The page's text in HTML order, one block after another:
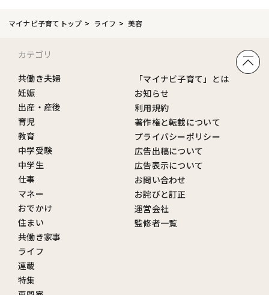
マイナビ子育てトップ ライフ 美容
カテゴリ
共働き夫婦
妊娠
出産・産後
育児
教育
中学受験
中学生
仕事
マネー
おでかけ
住まい
共働き家事
ライフ
連載
特集
「マイナビ子育て」とは
お知らせ
利用規約
著作権と転載について
プライバシーポリシー
広告出稿について
広告表示について
お問い合わせ
お詫びと訂正
運営会社
監修者一覧